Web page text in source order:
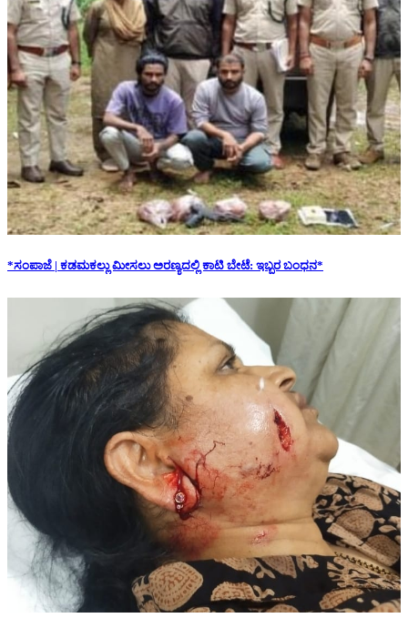
*ಸಂಪಾಜೆ | ಕಡಮಕಲ್ಲು ಮೀಸಲು ಅರಣ್ಯದಲ್ಲಿ ಕಾಟಿ ಬೇಟೆ: ಇಬ್ಬರ ಬಂಧನ*